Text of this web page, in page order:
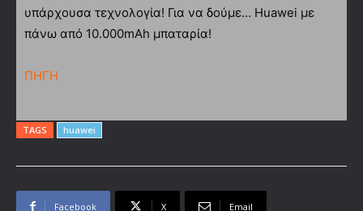
υπάρχουσα τεχνολογία! Για να δούμε… Huawei με
πάνω από 10.000mAh μπαταρία!
ΠΗΓΗ
TAGS huawei
Facebook X Email